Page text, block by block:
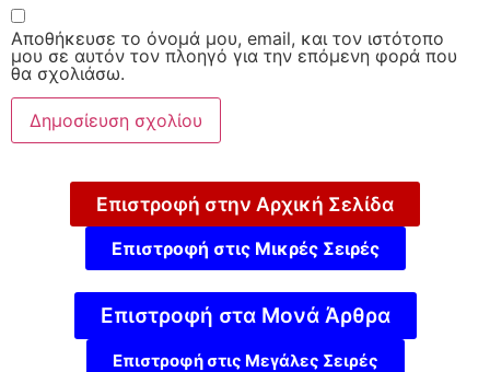
Αποθήκευσε το όνομά μου, email, και τον ιστότοπο
μου σε αυτόν τον πλοηγό για την επόμενη φορά που
θα σχολιάσω.
Επιστροφή στην Αρχική Σελίδα
Επιστροφή στις Μικρές Σειρές
Επιστροφή στα Μονά Άρθρα
Επιστροφή στις Μεγάλες Σειρές